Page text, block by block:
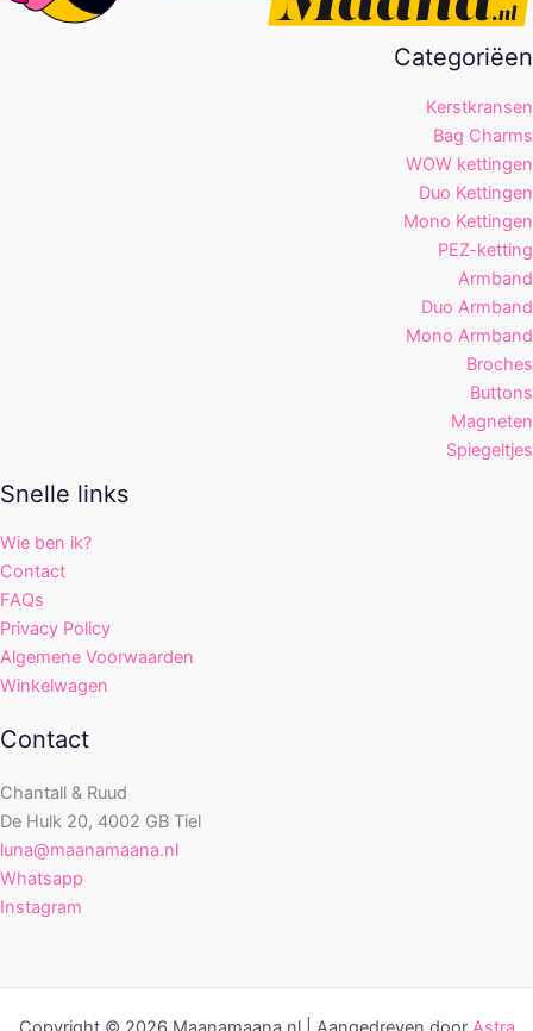
Categoriëen
Kerstkransen
Bag Charms
WOW kettingen
Duo Kettingen
Mono Kettingen
PEZ-ketting
Armband
Duo Armband
Mono Armband
Broches
Buttons
Magneten
Spiegeltjes
Snelle links
Wie ben ik?
Contact
FAQs
Privacy Policy
Algemene Voorwaarden
Winkelwagen
Contact
Chantall & Ruud
De Hulk 20, 4002 GB Tiel
luna@maanamaana.nl
Whatsapp
Instagram